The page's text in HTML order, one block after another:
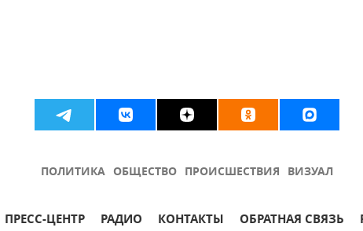
ПОЛИТИКА ОБЩЕСТВО ПРОИСШЕСТВИЯ ВИЗУАЛ
ПРЕСС-ЦЕНТР РАДИО КОНТАКТЫ ОБРАТНАЯ СВЯЗЬ